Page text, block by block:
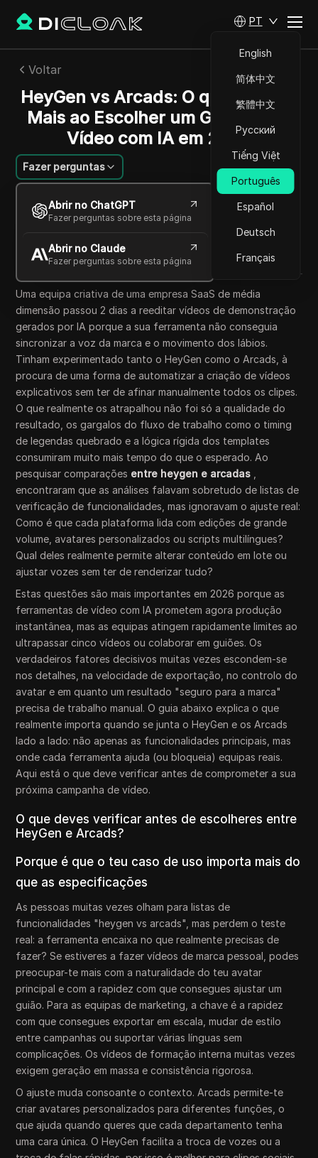
PT
English
简体中文
繁體中文
Русский
Tiếng Việt
Português
Español
Deutsch
Français
Voltar
HeyGen vs Arcads: O que Importa
Mais ao Escolher um Gerador de
Vídeo com IA em 2026
Fazer perguntas
Abrir no ChatGPT
Fazer perguntas sobre esta página
Abrir no Claude
Fazer perguntas sobre esta página
Sandra Anderson
26 mai 2026 8 min de leitura
Copy Link
Uma equipa criativa de uma empresa SaaS de média
dimensão passou 2 dias a reeditar vídeos de demonstração
gerados por IA porque a sua ferramenta não conseguia
sincronizar a voz da marca e o movimento dos lábios.
Tinham experimentado tanto o HeyGen como o Arcads, à
procura de uma forma de automatizar a criação de vídeos
explicativos sem ter de afinar manualmente todos os clipes.
O que realmente os atrapalhou não foi só a qualidade do
resultado, os gargalos do fluxo de trabalho como o timing
de legendas quebrado e a lógica rígida dos templates
consumiram muito mais tempo do que o esperado. Ao
pesquisar comparações entre heygen e arcadas
encontraram que as análises falavam sobretudo de listas de
verificação de funcionalidades, mas ignoravam o ajuste real:
Como é que cada plataforma lida com edições de grande
volume, avatares personalizados ou scripts multilíngues?
Qual deles realmente permite alterar conteúdo em lote ou
ajustar vozes sem ter de renderizar tudo?
Estas questões são mais importantes em 2026 porque as
ferramentas de vídeo com IA prometem agora produção
instantânea, mas as equipas atingem rapidamente limites ao
ultrapassar cinco vídeos ou colaborar em guiões. Os
verdadeiros fatores decisivos muitas vezes escondem-se
nos detalhes, na velocidade de exportação, no controlo do
avatar e em quanto um resultado "seguro para a marca"
precisa de trabalho manual. O guia abaixo explica o que
realmente importa quando se junta o HeyGen e os Arcads
lado a lado: não apenas as funcionalidades principais, mas
onde cada ferramenta ajuda (ou bloqueia) equipas reais.
Aqui está o que deve verificar antes de comprometer a sua
próxima campanha de vídeo.
O que deves verificar antes de escolheres entre
HeyGen e Arcads?
Porque é que o teu caso de uso importa mais do
que as especificações
As pessoas muitas vezes olham para listas de
funcionalidades "heygen vs arcads", mas perdem o teste
real: a ferramenta encaixa no que realmente precisas de
fazer? Se estiveres a fazer vídeos de marca pessoal, podes
preocupar-te mais com a naturalidade do teu avatar
principal e com a rapidez com que consegues ajustar um
guião. Para as equipas de marketing, a chave é a rapidez
com que consegues exportar em escala, mudar de estilo
entre campanhas ou suportar várias línguas sem
complicações. Os vídeos de formação interna muitas vezes
exigem geração em massa e consistência rigorosa.
O ajuste muda consoante o contexto. Arcads permite-te
criar avatares personalizados para diferentes funções, o
que ajuda quando queres que cada departamento tenha
uma cara única. O HeyGen facilita a troca de vozes ou a